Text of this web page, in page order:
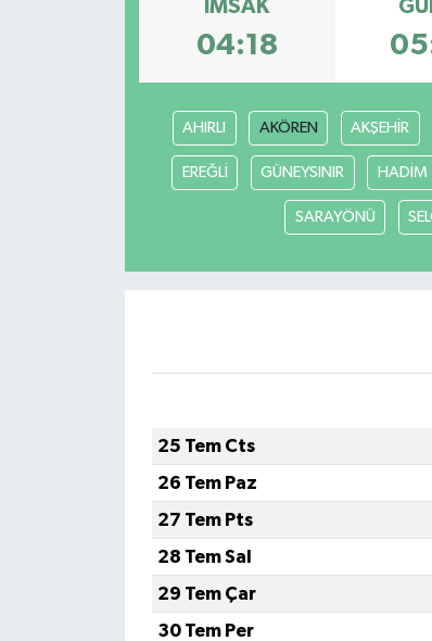
İMSAK
04:18
AHIRLI AKÖREN AKŞEHİR
EREĞLİ GÜNEYSINIR HADİM
SARAYÖNÜ
25 Tem Cts
26 Tem Paz
27 Tem Pts
28 Tem Sal
29 Tem Çar
30 Tem Per
VİZYONDAKİLER